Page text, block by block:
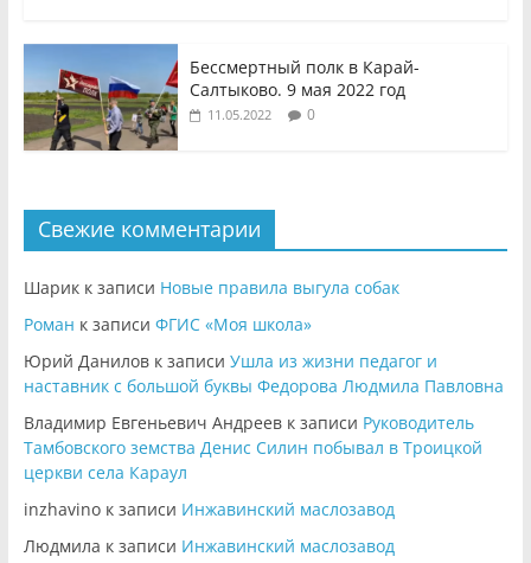
Бессмертный полк в Карай-
Салтыково. 9 мая 2022 год
11.05.2022 0
Свежие комментарии
Шарикк записи Новые правила выгула собак
Роман к записи ФГИС «Моя школа»
Юрий Даниловк записи Ушла из жизни педагог и
наставник с большой буквы Федорова Людмила Павловна
Владимир Евгеньевич Андреевк записи Руководитель
Тамбовского земства Денис Силин побывал в Троицкой
церкви села Караул
inzhavinoк записи Инжавинский маслозавод
Людмила к записи Инжавинский маслозавод